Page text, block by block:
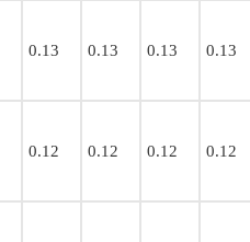
0.13 0.13 0.13 0.13
0.12 0.12 0.12 0.12